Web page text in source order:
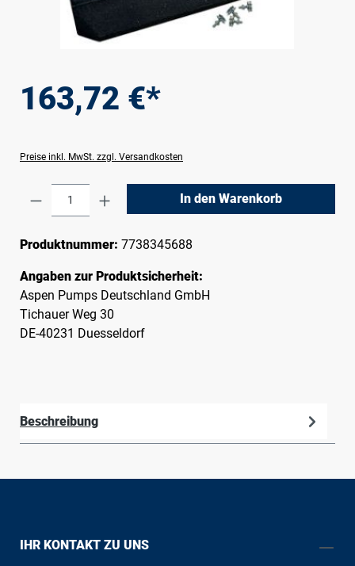
163,72 €*
Preise inkl. MwSt. zzgl. Versandkosten
Produkt Anzahl: Gib den gewünschten
In den Warenkorb
Produktnummer: 7738345688
Angaben zur Produktsicherheit:
Aspen Pumps Deutschland GmbH
Tichauer Weg 30
DE-40231 Duesseldorf
Beschreibung
IHR KONTAKT ZU UNS